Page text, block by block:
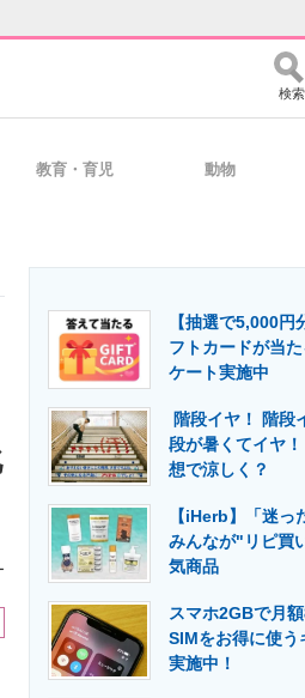
ダーのコミュニティ マーケ×ITの今
IT導入・活用を支援
ギーの専門メディア 建設×テクノロ
検索
教育・育児 動物
【抽選で5,000
フトカードが当
ケート実施中
階段イヤ！ 階段
段が暑くてイヤ
想で涼しく？
【iHerb】「迷っ
みんなが"リピ買
気商品
スマホ2GBで月
SIMをお得に使う
実施中！